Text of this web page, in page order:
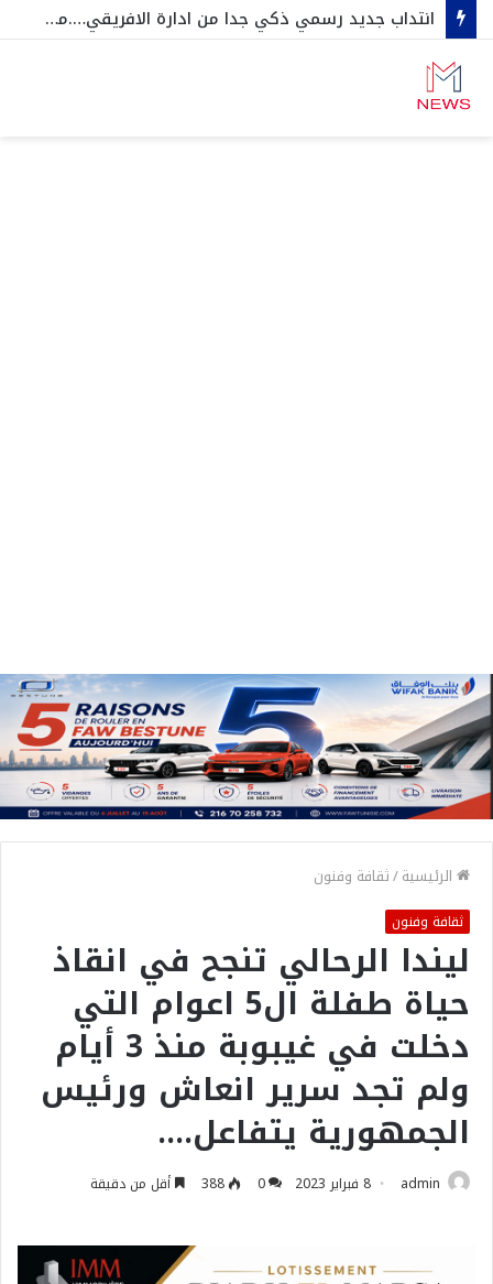
انتداب جديد رسمي ذكي جدا من ادارة الافريقي….مفاجآت آخر لحظة …وحفل فني ضخم على مسرح قرطاج في هذا الموعد …
الرئيسية/ثقافة وفنون
ثقافة وفنون
ليندا الرحالي تنجح في انقاذ
حياة طفلة ال5 اعوام التي
دخلت في غيبوبة منذ 3 أيام
ولم تجد سرير انعاش ورئيس
الجمهورية يتفاعل….
admin 8 فبراير 2023 0
388 أقل من دقيقة